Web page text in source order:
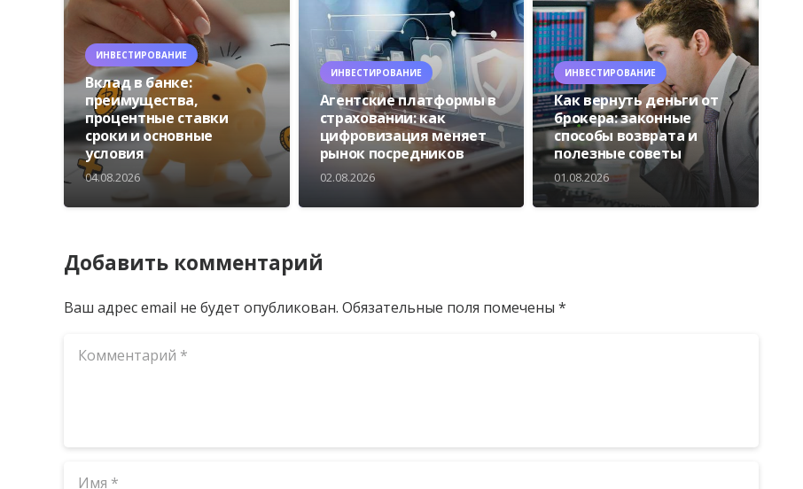
ИНВЕСТИРОВАНИЕ
Вклад в банке:
преимущества,
процентные ставки
сроки и основные
условия
04.08.2026
ИНВЕСТИРОВАНИЕ
Агентские платформы в
страховании: как
цифровизация меняет
рынок посредников
02.08.2026
ИНВЕСТИРОВАНИЕ
Как вернуть деньги от
брокера: законные
способы возврата и
полезные советы
01.08.2026
Добавить комментарий
Ваш адрес email не будет опубликован. Обязательные поля помечены *